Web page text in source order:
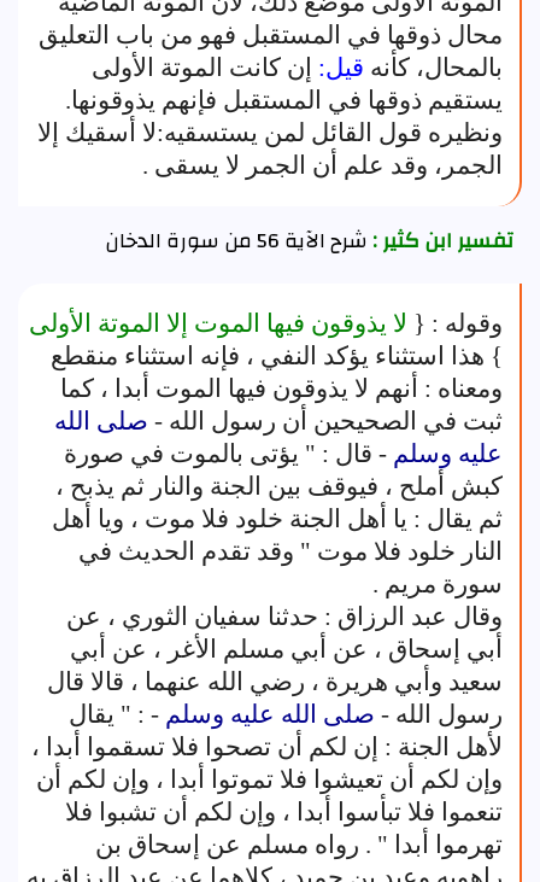
محال ذوقها في المستقبل فهو من باب التعليق
بالمحال، كأنه قيل: إن كانت الموتة الأولى
يستقيم ذوقها في المستقبل فإنهم يذوقونها.
ونظيره قول القائل لمن يستسقيه:لا أسقيك إلا
الجمر، وقد علم أن الجمر لا يسقى .
تفسير ابن كثير :شرح الآية 56 من سورة الدخان
وقوله : { لا يذوقون فيها الموت إلا الموتة الأولى
} هذا استثناء يؤكد النفي ، فإنه استثناء منقطع
ومعناه : أنهم لا يذوقون فيها الموت أبدا ، كما
ثبت في الصحيحين أن رسول الله - صلى الله
عليه وسلم - قال : " يؤتى بالموت في صورة
كبش أملح ، فيوقف بين الجنة والنار ثم يذبح ،
ثم يقال : يا أهل الجنة خلود فلا موت ، ويا أهل
النار خلود فلا موت " وقد تقدم الحديث في
سورة مريم .
وقال عبد الرزاق : حدثنا سفيان الثوري ، عن
أبي إسحاق ، عن أبي مسلم الأغر ، عن أبي
سعيد وأبي هريرة ، رضي الله عنهما ، قالا قال
رسول الله - صلى الله عليه وسلم - : " يقال
لأهل الجنة : إن لكم أن تصحوا فلا تسقموا أبدا ،
وإن لكم أن تعيشوا فلا تموتوا أبدا ، وإن لكم أن
تنعموا فلا تبأسوا أبدا ، وإن لكم أن تشبوا فلا
تهرموا أبدا " . رواه مسلم عن إسحاق بن